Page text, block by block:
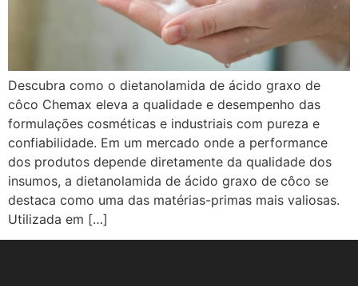
Descubra como o dietanolamida de ácido graxo de
côco Chemax eleva a qualidade e desempenho das
formulações cosméticas e industriais com pureza e
confiabilidade. Em um mercado onde a performance
dos produtos depende diretamente da qualidade dos
insumos, a dietanolamida de ácido graxo de côco se
destaca como uma das matérias-primas mais valiosas.
Utilizada em […]